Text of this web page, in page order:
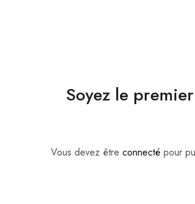
Soyez le
Vous devez être connecté pour